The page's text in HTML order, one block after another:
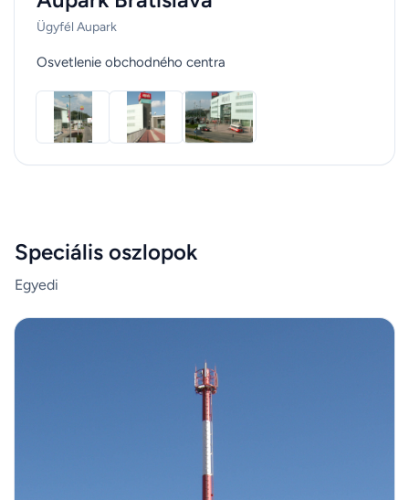
Ügyfél Aupark
Osvetlenie obchodného centra
Speciális oszlopok
Egyedi